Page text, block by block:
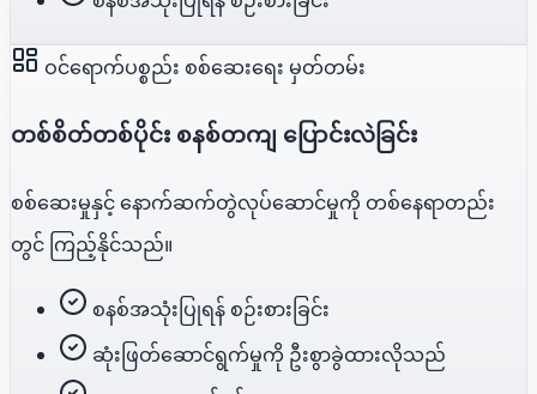
ဝင်ရောက်ပစ္စည်း စစ်ဆေးရေး မှတ်တမ်း
တစ်စိတ်တစ်ပိုင်း စနစ်တကျ ပြောင်းလဲခြင်း
စစ်ဆေးမှုနှင့် နောက်ဆက်တွဲလုပ်ဆောင်မှုကို တစ်နေရာတည်း
တွင် ကြည့်နိုင်သည်။
စနစ်အသုံးပြုရန် စဉ်းစားခြင်း
ဆုံးဖြတ်ဆောင်ရွက်မှုကို ဦးစွာခွဲထားလိုသည်